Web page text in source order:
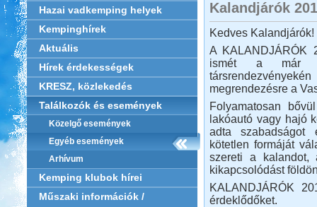
Hazai vadkemping helyek
Kempinghírek
Aktuális
Hírek érdekességek
KRESZ, közlekedés
Találkozók és események
Közelgő események
Egyéb események
Arhívum
Kemping klubok hírei
Műszaki információk /
Kalandjárók
Kedves Kalandjárók!
A KALANDJÁRÓK
ismét a már
megrendezésre a
Folyamatosan
lakóautó vagy hajó
adta szabadságot
kötetlen formáját
szereti a kalandot,
kikapcsolódást
KALANDJÁRÓK
érdeklődőket.